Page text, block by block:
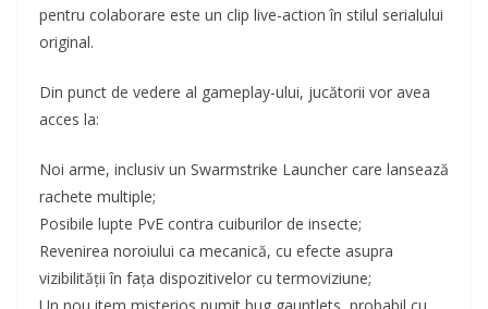
pentru colaborare este un clip live-action în stilul serialului
original.
Din punct de vedere al gameplay-ului, jucătorii vor avea
acces la:
Noi arme, inclusiv un Swarmstrike Launcher care lansează
rachete multiple;
Posibile lupte PvE contra cuiburilor de insecte;
Revenirea noroiului ca mecanică, cu efecte asupra
vizibilității în fața dispozitivelor cu termoviziune;